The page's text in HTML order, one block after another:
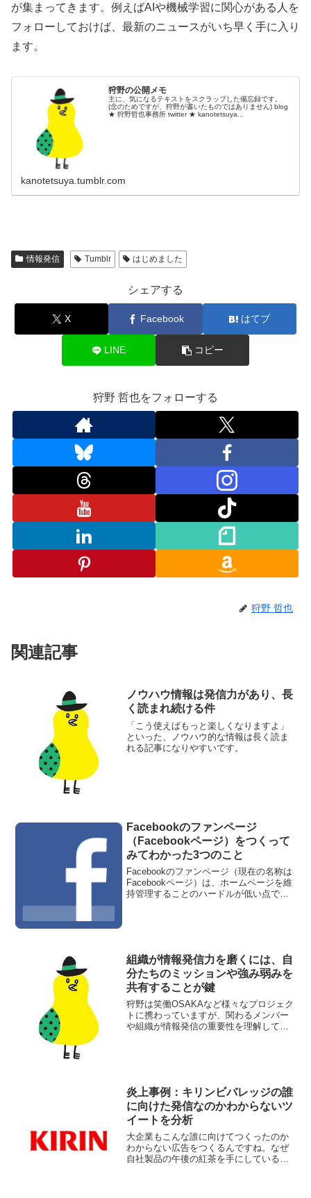
が集まってきます。例えばAIや機械学習に関心がある人を
フォローしておけば、最新のニュースがいち早く手に入り
ます。
狩野の公開メモ
主に、気になるテキストをスクラップした備忘録です。
(念のためですが、狩野が書いたものではありません) blog
★ 狩野哲也事務所 twitter ★ kanotetsuya...
kanotetsuya.tumblr.com
情報発信 Tumblr はじめました
シェアする
X Facebook はてブ
LINE コピー
狩野 哲也をフォローする
狩野 哲也
関連記事
ノウハウ情報は発信力があり、長
く読まれ続ける件
「こう使えばもっと楽しくなりますよ」
といった、ノウハウ的な情報は長く読ま
れる記事になりやすいです。
Facebookのファンページ
（Facebookページ）をつくって
みてわかった3つのこと
Facebookのファンページ（現在の名称は
Facebookページ）は、ホームページを維
持管理することのハードルが低い点で企
組織が情報発信力を磨くには、自
分たちのミッションや強み弱みを
共有することが鍵
狩野は笑働OSAKAなど様々なプロジェク
トに携わっていますが、関わるメンバー
や組織が情報発信の重要性を理解してい
炎上事例：キリンビバレッジの誰
に向けた発信なのかわからないツ
イートを分析
大企業もこんな誰に向けてつくったのか
わからない広告をつくるんですね。なぜ
自社製品の午後の紅茶を手にしている女